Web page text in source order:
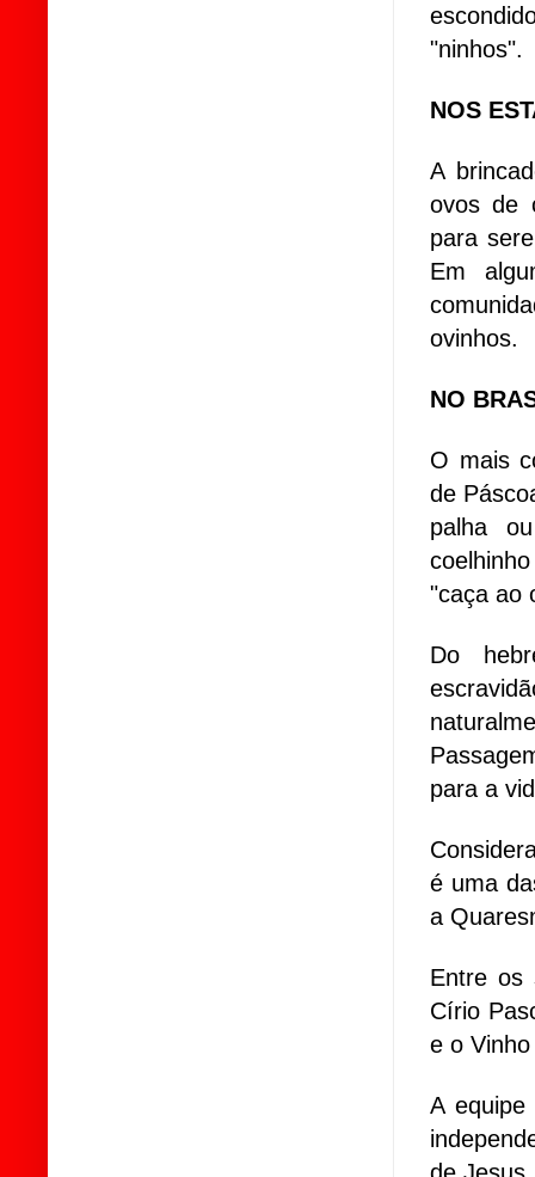
"ninhos".
NOS
A
ovos de
para
Em
ovinhos.
NO
O mais
de
palha
"caça ao
Do
para a
é uma
a
Entre os
Círio
e o
A